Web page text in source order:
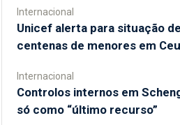
Internacional
Unicef alerta para situação
centenas de menores em
Internacional
Controlos internos em
só como “último recurso”